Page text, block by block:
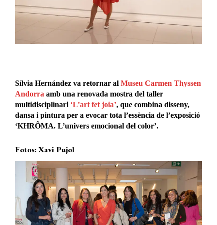
Sílvia Hernández va retornar alMuseu Carmen Thyssen
Andorra amb una renovada mostra del taller
multidisciplinari ‘L’art fet joia’, que combina disseny,
dansa i pintura per a evocar tota l’essència de l’exposició
‘KHRÔMA. L’univers emocional del color’.
Fotos: Xavi Pujol